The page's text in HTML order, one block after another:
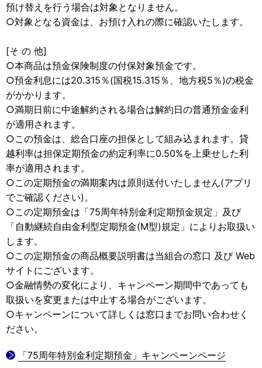
預け替えを行う場合は対象となりません。
○対象となる資金は、お預け入れの際に確認いたします。
[そ の 他]
○本商品は預金保険制度の付保対象預金です。
○預金利息には20.315％(国税15.315％、地方税5％)の税金
がかかります。
○満期日前に中途解約される場合は解約日の普通預金金利
が適用されます。
○この預金は、総合口座の担保として組み込まれます。貸
越利率は担保定期預金の約定利率に0.50%を上乗せした利
率が適用されます。
○この定期預金の満期案内は原則送付いたしません(アプリ
でご確認ください)。
○この定期預金は「75周年特別金利定期預金規定」及び
「自動継続自由金利型定期預金(M型)規定」によりお取扱い
します。
○この定期預金の商品概要説明書は当組合の窓口 及び Web
サイトにございます。
○金融情勢の変化により、キャンペーン期間中であっても
取扱いを変更または中止する場合がございます。
○キャンペーンについて詳しくは窓口までお問い合わせく
ださい。
「75周年特別金利定期預金」キャンペーンページ